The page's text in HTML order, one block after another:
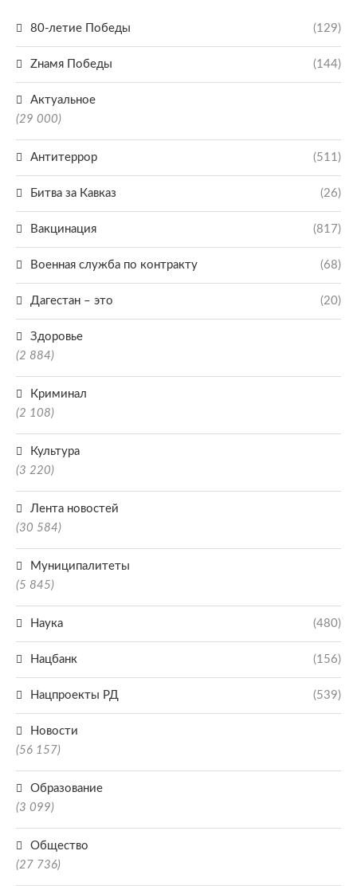
80-летие Победы (129)
Zнамя Победы (144)
Актуальное
(29 000)
Антитеррор (511)
Битва за Кавказ (26)
Вакцинация (817)
Военная служба по контракту (68)
Дагестан – это (20)
Здоровье
(2 884)
Криминал
(2 108)
Культура
(3 220)
Лента новостей
(30 584)
Муниципалитеты
(5 845)
Наука (480)
Нацбанк (156)
Нацпроекты РД (539)
Новости
(56 157)
Образование
(3 099)
Общество
(27 736)